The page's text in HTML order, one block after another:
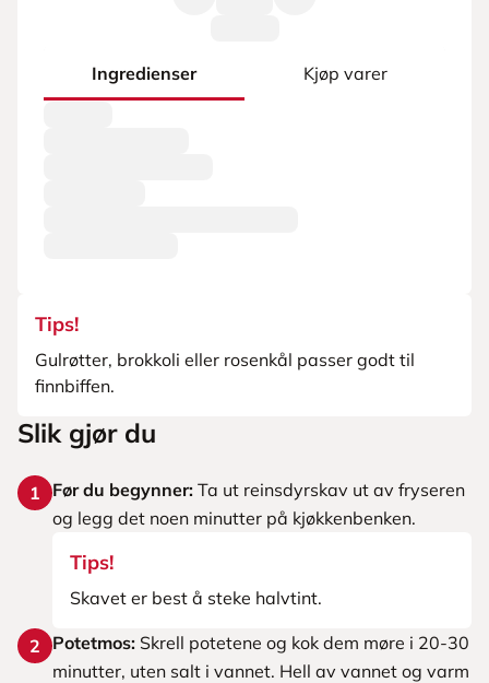
Ingredienser Kjøp varer
Tips!
Gulrøtter, brokkoli eller rosenkål passer godt til
finnbiffen.
Slik gjør du
1 Før du begynner: Ta ut reinsdyrskav ut av fryseren
og legg det noen minutter på kjøkkenbenken.
Tips!
Skavet er best å steke halvtint.
2 Potetmos: Skrell potetene og kok dem møre i 20-30
minutter, uten salt i vannet. Hell av vannet og varm